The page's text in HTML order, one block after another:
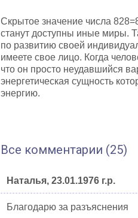
Скрытое значение числа
станут доступны иные миры.
по развитию своей
имеете свое лицо. Когда
что он просто неудавшийся
энергетическая сущность
энергию.
Все комментарии (25)
Наталья, 23.01.1976 г.р.
Благодарю за разъяснения